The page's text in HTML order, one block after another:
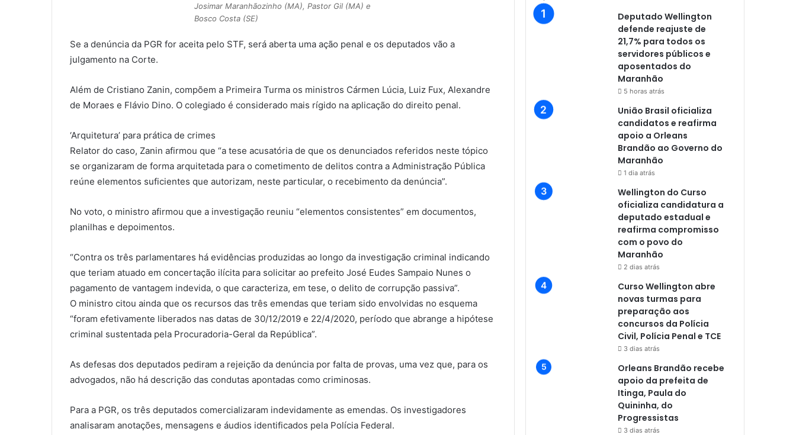
Josimar Maranhãozinho (MA), Pastor Gil (MA) e
Bosco Costa (SE)
Se a denúncia da PGR for aceita pelo STF, será aberta uma ação penal e os deputados vão a
julgamento na Corte.
Além de Cristiano Zanin, compõem a Primeira Turma os ministros Cármen Lúcia, Luiz Fux, Alexandre
de Moraes e Flávio Dino. O colegiado é considerado mais rígido na aplicação do direito penal.
‘Arquitetura’ para prática de crimes
Relator do caso, Zanin afirmou que “a tese acusatória de que os denunciados referidos neste tópico
se organizaram de forma arquitetada para o cometimento de delitos contra a Administração Pública
reúne elementos suficientes que autorizam, neste particular, o recebimento da denúncia”.
No voto, o ministro afirmou que a investigação reuniu “elementos consistentes” em documentos,
planilhas e depoimentos.
“Contra os três parlamentares há evidências produzidas ao longo da investigação criminal indicando
que teriam atuado em concertação ilícita para solicitar ao prefeito José Eudes Sampaio Nunes o
pagamento de vantagem indevida, o que caracteriza, em tese, o delito de corrupção passiva”.
O ministro citou ainda que os recursos das três emendas que teriam sido envolvidas no esquema
“foram efetivamente liberados nas datas de 30/12/2019 e 22/4/2020, período que abrange a hipótese
criminal sustentada pela Procuradoria-Geral da República”.
As defesas dos deputados pediram a rejeição da denúncia por falta de provas, uma vez que, para os
advogados, não há descrição das condutas apontadas como criminosas.
Para a PGR, os três deputados comercializaram indevidamente as emendas. Os investigadores
analisaram anotações, mensagens e áudios identificados pela Polícia Federal.
Deputado Wellington
defende reajuste de
21,7% para todos os
servidores públicos e
aposentados do
Maranhão
5 horas atrás
União Brasil oficializa
candidatos e reafirma
apoio a Orleans
Brandão ao Governo do
Maranhão
1 dia atrás
Wellington do Curso
oficializa candidatura a
deputado estadual e
reafirma compromisso
com o povo do
Maranhão
2 dias atrás
Curso Wellington abre
novas turmas para
preparação aos
concursos da Polícia
Civil, Polícia Penal e TCE
3 dias atrás
Orleans Brandão recebe
apoio da prefeita de
Itinga, Paula do
Quininha, do
Progressistas
3 dias atrás